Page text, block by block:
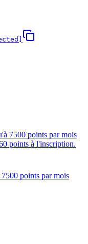
7500 points par mois
points à l'inscription.
7500 points par mois